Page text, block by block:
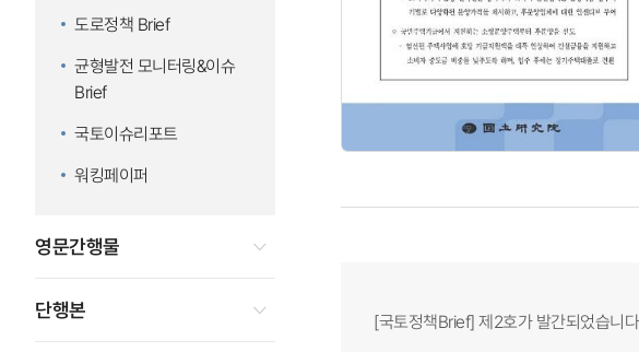
도로정책 Brief
균형발전 모니터링&이슈
Brief
국토이슈리포트
워킹페이퍼
영문간행물
단행본
[국토정책Brief] 제2호가 발간되었습니